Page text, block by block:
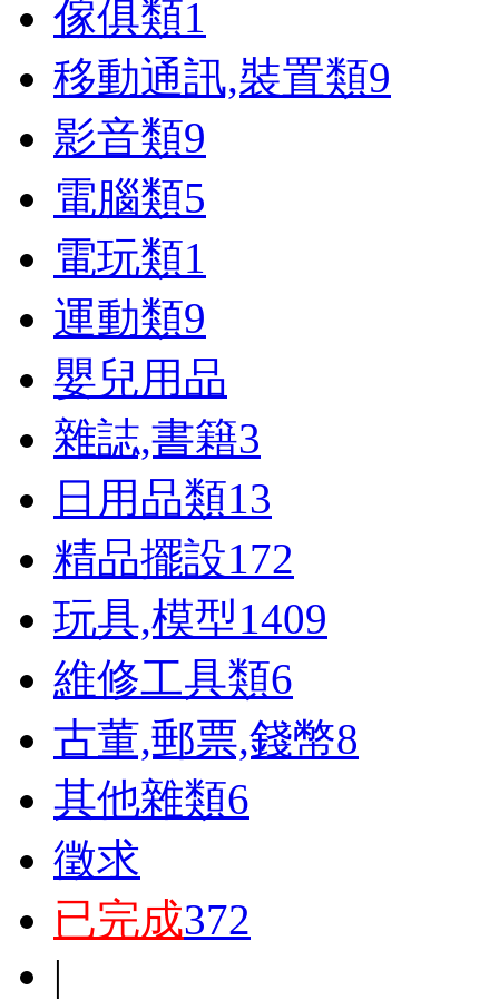
傢俱類1
移動通訊,裝置類9
影音類9
電腦類5
電玩類1
運動類9
嬰兒用品
雜誌,書籍3
日用品類13
精品擺設172
玩具,模型1409
維修工具類6
古董,郵票,錢幣8
其他雜類6
徵求
已完成372
|